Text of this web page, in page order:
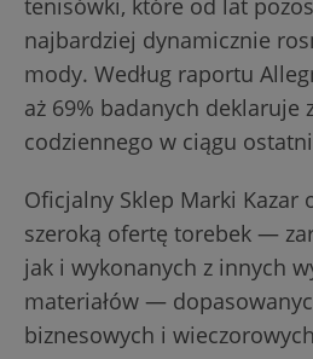
tenisówki, które od lat
najbardziej dynamicznie
mody. Według raportu
aż 69% badanych deklaruje
codziennego w ciągu
Oficjalny Sklep Marki Kazar
szeroką ofertę torebek —
jak i wykonanych z innych
materiałów —
biznesowych i